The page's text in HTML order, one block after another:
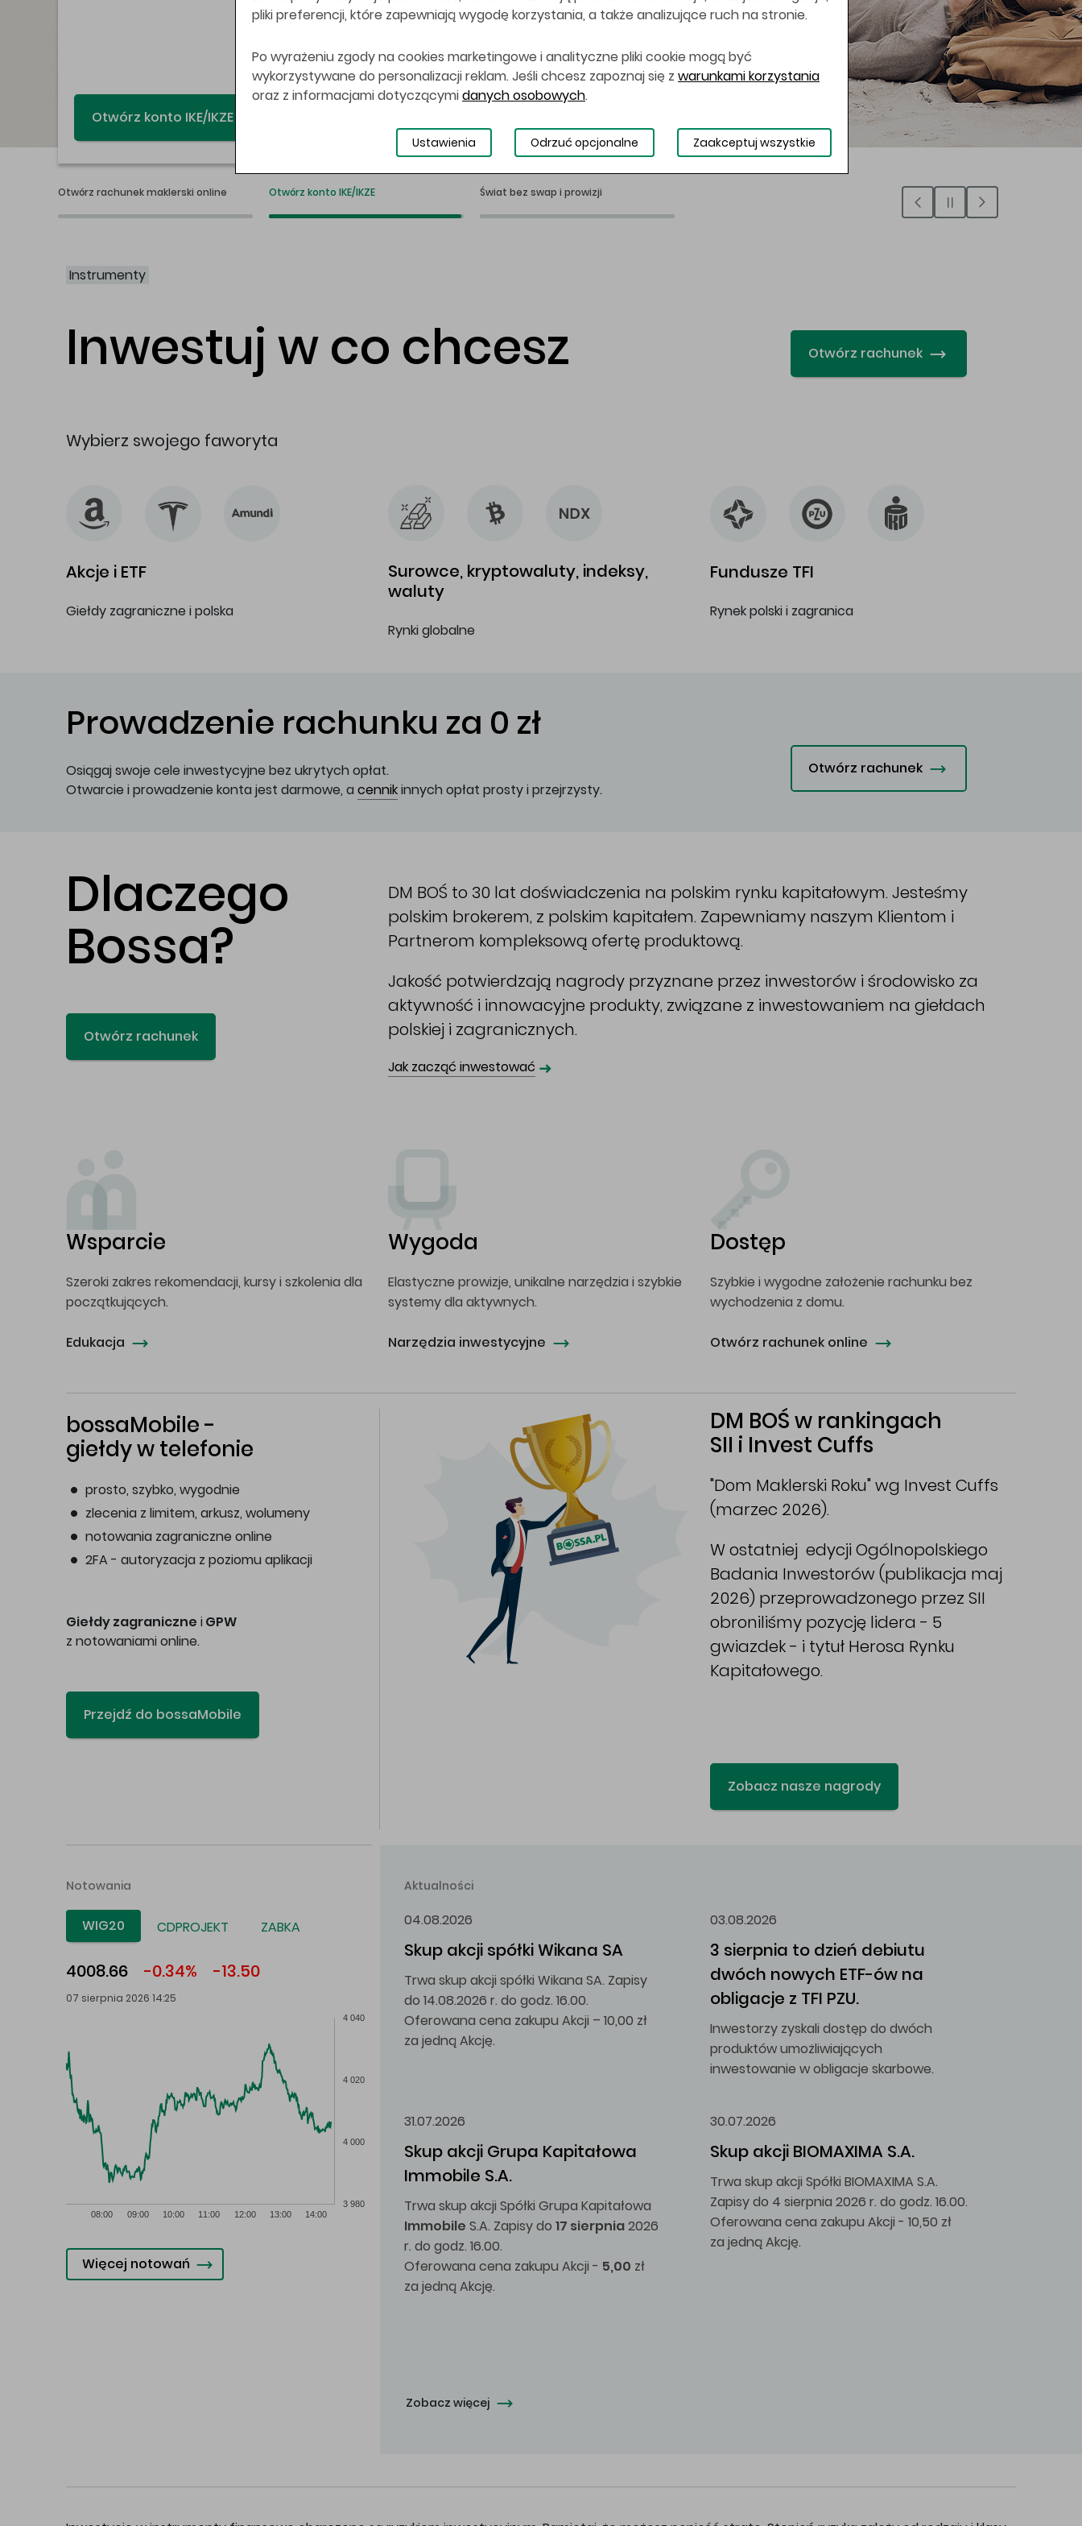
Świat bez swap
Otwórz rachunek maklerski online Otwórz konto IKE/IKZE Świat bez swap i prowizji
Instrumenty
Inwestuj w co chcesz Otwórz rachunek
Wybierz swojego faworyta
Akcje i ETF
Giełdy zagraniczne i polska
Surowce, kryptowaluty, indeksy,
waluty
Rynki globalne
Fundusze TFI
Rynek polski i zagranica
Prowadzenie rachunku za 0 zł
Osiągaj swoje cele inwestycyjne bez ukrytych opłat.
Otwarcie i prowadzenie konta jest darmowe, a cennikinnych opłat prosty i przejrzysty.
Otwórz rachunek
Dlaczego
Bossa?
Otwórz rachunek
DM BOŚ to 30 lat doświadczenia na polskim rynku kapitałowym. Jesteśmy
polskim brokerem, z polskim kapitałem. Zapewniamy naszym Klientom i
Partnerom kompleksową ofertę produktową.
Jakość potwierdzają nagrody przyznane przez inwestorów i środowisko za
aktywność i innowacyjne produkty, związane z inwestowaniem na giełdach
polskiej i zagranicznych.
Jak zacząć inwestować ➜
Wsparcie
Szeroki zakres rekomendacji, kursy i szkolenia dla
początkujących.
Edukacja
Wygoda
Elastyczne prowizje, unikalne narzędzia i szybkie
systemy dla aktywnych.
Narzędzia inwestycyjne
Dostęp
Szybkie i wygodne założenie rachunku bez
wychodzenia z domu.
Otwórz rachunek online
bossaMobile -
giełdy w telefonie
prosto, szybko, wygodnie
zlecenia z limitem, arkusz, wolumeny
notowania zagraniczne online
2FA - autoryzacja z poziomu aplikacji
Giełdy zagraniczne i GPW
z notowaniami online.
Przejdź do bossaMobile
DM BOŚ w rankingach
SII i Invest Cuffs
"Dom Maklerski Roku" wg Invest Cuffs
(marzec 2026).
W ostatniej edycji Ogólnopolskiego
Badania Inwestorów (publikacja maj
2026) przeprowadzonego przez SII
obroniliśmy pozycję lidera - 5
gwiazdek - i tytuł Herosa Rynku
Kapitałowego.
Zobacz nasze nagrody
Notowania
WIG20 CDPROJEKT ZABKA
4008.66 -0.34% -13.50
07 sierpnia 2026 14:25
08:00 09:00 10:00 11:00 12:00 13:00 14:00
3 980
4 000
4 020
4 040
Więcej notowań
Aktualności
04.08.2026
Skup akcji spółki Wikana SA
Trwa skup akcji spółki Wikana SA. Zapisy
do 14.08.2026 r. do godz. 16.00.
Oferowana cena zakupu Akcji – 10,00 zł
za jedną Akcję.
03.08.2026
3 sierpnia to dzień debiutu
dwóch nowych ETF-ów na
obligacje z TFI PZU.
Inwestorzy zyskali dostęp do dwóch
produktów umożliwiających
inwestowanie w obligacje skarbowe.
31.07.2026
Skup akcji Grupa Kapitałowa
Immobile S.A.
Trwa skup akcji Spółki Grupa Kapitałowa
Immobile S.A. Zapisy do 17 sierpnia2026
r. do godz. 16.00.
Oferowana cena zakupu Akcji - 5,00 zł
za jedną Akcję.
30.07.2026
Skup akcji BIOMAXIMA S.A.
Trwa skup akcji Spółki BIOMAXIMA S.A.
Zapisy do 4 sierpnia 2026 r. do godz. 16.00.
Oferowana cena zakupu Akcji - 10,50 zł
za jedną Akcję.
Zobacz więcej
pliki preferencji, które zapewniają wygodę korzystania, a także analizujące ruch na stronie.
Po wyrażeniu zgody na cookies marketingowe i analityczne pliki cookie mogą być
wykorzystywane do personalizacji reklam. Jeśli chcesz zapoznaj się z warunkami korzystania
oraz z informacjami dotyczącymidanych osobowych.
Ustawienia Odrzuć opcjonalne Zaakceptuj wszystkie